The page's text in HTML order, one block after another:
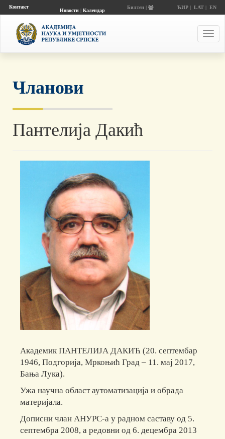
Контакт
Новости| Календар
Билтен | ЋИР| LAT| EN
Чланови
Пантелија Дакић
Академик ПАНТЕЛИЈА ДАКИЋ (20. септембар
1946, Подгорија, Мркоњић Град – 11. мај 2017,
Бања Лука).
Ужа научна област аутоматизација и обрада
материјала.
Дописни члан АНУРС-а у радном саставу од 5.
септембра 2008, а редовни од 6. децембра 2013